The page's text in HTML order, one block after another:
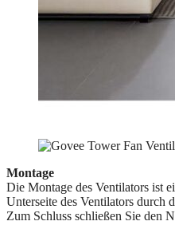
Montage
Die Montage des Ventilators ist
Unterseite des Ventilators durch
Zum Schluss schließen Sie den